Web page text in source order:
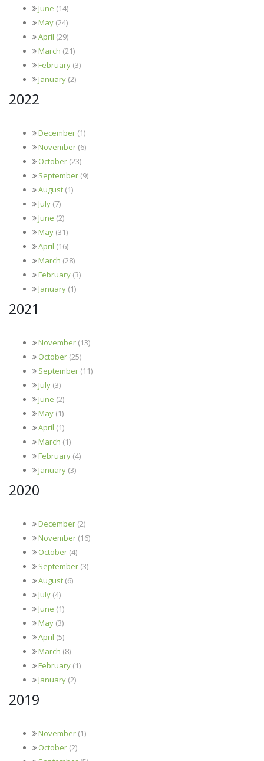
June (14)
May (24)
April (29)
March (21)
February (3)
January (2)
2022
December (1)
November (6)
October (23)
September (9)
August (1)
July (7)
June (2)
May (31)
April (16)
March (28)
February (3)
January (1)
2021
November (13)
October (25)
September (11)
July (3)
June (2)
May (1)
April (1)
March (1)
February (4)
January (3)
2020
December (2)
November (16)
October (4)
September (3)
August (6)
July (4)
June (1)
May (3)
April (5)
March (8)
February (1)
January (2)
2019
November (1)
October (2)